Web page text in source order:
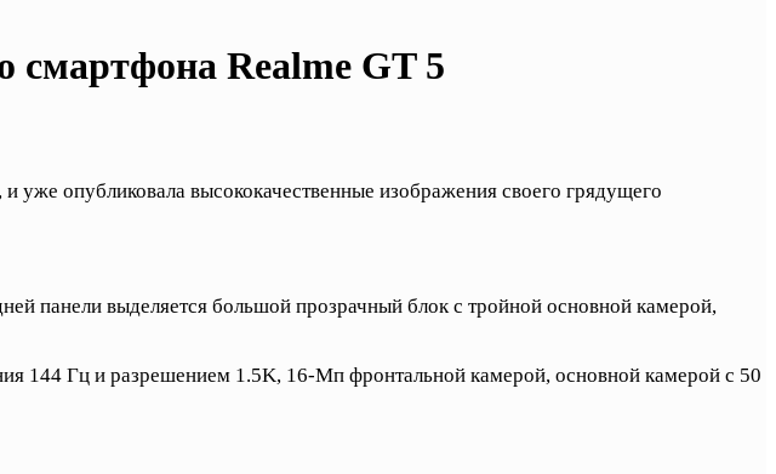
смартфона Realme GT 5
уже опубликовала высококачественные изображения своего грядущего
панели выделяется большой прозрачный блок с тройной основной камерой,
144 Гц и разрешением 1.5K, 16-Мп фронтальной камерой, основной камерой с 50